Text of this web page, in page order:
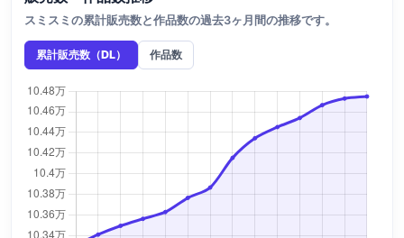
スミスミの累計販売数と作品数の過去3ヶ月間の推移です。
累計販売数（DL） 作品数